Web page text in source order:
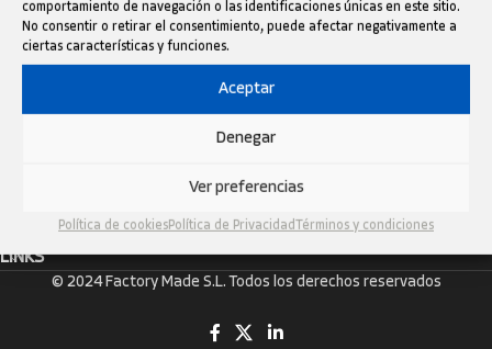
comportamiento de navegación o las identificaciones únicas en este sitio.
No consentir o retirar el consentimiento, puede afectar negativamente a
ciertas características y funciones.
Aceptar
Denegar
Ver preferencias
Política de cookiesPolítica de Privacidad Términos y condiciones
FACTORY MADE S.L
LINKS
© 2024 Factory Made S.L. Todos los derechos reservados